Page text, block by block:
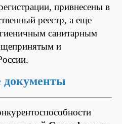
привнесены в
реестр, а еще
санитарным
и
документы